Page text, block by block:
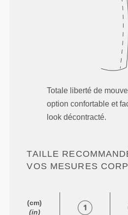
Totale liberté de
option confortable et
look décontracté.
TAILLE
VOS MESURES
(cm)
(in)